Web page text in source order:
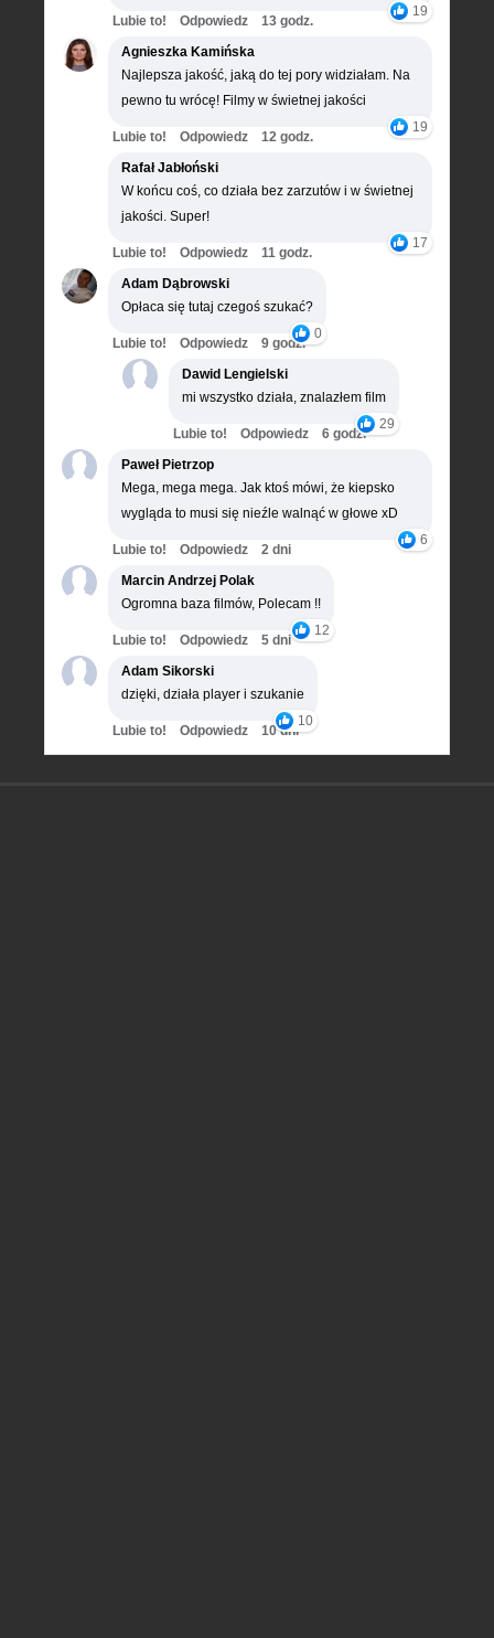
19
Lubie to! Odpowiedz
13 godz.
Agnieszka Kamińska
Najlepsza jakość, jaką do tej pory widziałam. Na
pewno tu wrócę! Filmy w świetnej jakości
19
Lubie to! Odpowiedz
12 godz.
Rafał Jabłoński
W końcu coś, co działa bez zarzutów i w świetnej
jakości. Super!
17
Lubie to! Odpowiedz
11 godz.
Adam Dąbrowski
Opłaca się tutaj czegoś szukać?
0
Lubie to! Odpowiedz
9 godz.
Dawid Lengielski
mi wszystko działa, znalazłem film
29
Lubie to! Odpowiedz
6 godz.
Paweł Pietrzop
Mega, mega mega. Jak ktoś mówi, że kiepsko
wygląda to musi się nieźle walnąć w głowe xD
6
Lubie to! Odpowiedz
2 dni
Marcin Andrzej Polak
Ogromna baza filmów, Polecam !!
12
Lubie to! Odpowiedz
5 dni
Adam Sikorski
dzięki, działa player i szukanie
10
Lubie to! Odpowiedz 10 dni